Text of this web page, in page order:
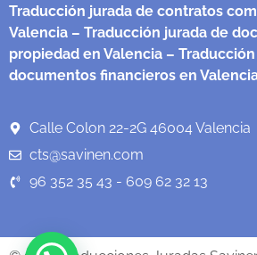
Traducción jurada de contratos
Valencia – Traducción jurada de
propiedad en Valencia –
documentos financieros en
Calle Colon 22-2G 46004 Valencia
cts@savinen.com
96 352 35 43 - 609 62 32 13